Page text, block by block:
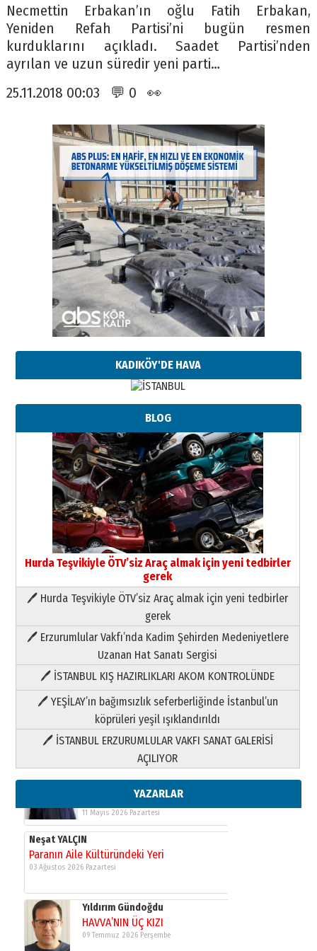
Necmettin Erbakan’ın oğlu Fatih Erbakan,
Yeniden Refah Partisi’ni bugün resmen
kurduklarını açıkladı. Saadet Partisi’nden
ayrılan ve uzun süredir yeni parti…
25.11.2018 00:03 💬 0 👀
KADIKÖY'DE HAVA
BLOG
Hurda Teşvikiyle ÖTV’siz Araç almak için yeni tedbirler
gerek
🖊 Hurda Teşvikiyle ÖTV’siz Araç almak için yeni tedbirler
gerek
🖊 Erzurumlular Vakfı’nda Kadim Şehirden Medeniyetlere
Uzanan Hat Sanatı Sergisi
🖊 İSTANBUL KIŞ HAZIRLIKLARI AKOM KONTROLÜNDE
🖊 YEŞİLAY’ın bağımsızlık seferberliğinde İstanbul’un
köprüleri yeşil ışıklandırıldı
🖊 İSTANBUL ERZURUMLULAR VAKFI SANAT GALERİSİ
AÇILIYOR
YAZARLAR
Paranın Aile Kültüründeki Yeri
03 Ağustos 2026 Pazartesi
Yıldırım Gündoğdu
HAVVA’NIN ÜÇ KIZI
09 Temmuz 2026 Perşembe
Yusuf POLAT
Şampiyonluk Sebahattin Şirin’e
11 Mayıs 2026 Pazartesi
Neşat YALÇIN
Paranın Aile Kültüründeki Yeri
03 Ağustos 2026 Pazartesi
HAVVA’NIN ÜÇ KIZI
09 Temmuz 2026 Perşembe